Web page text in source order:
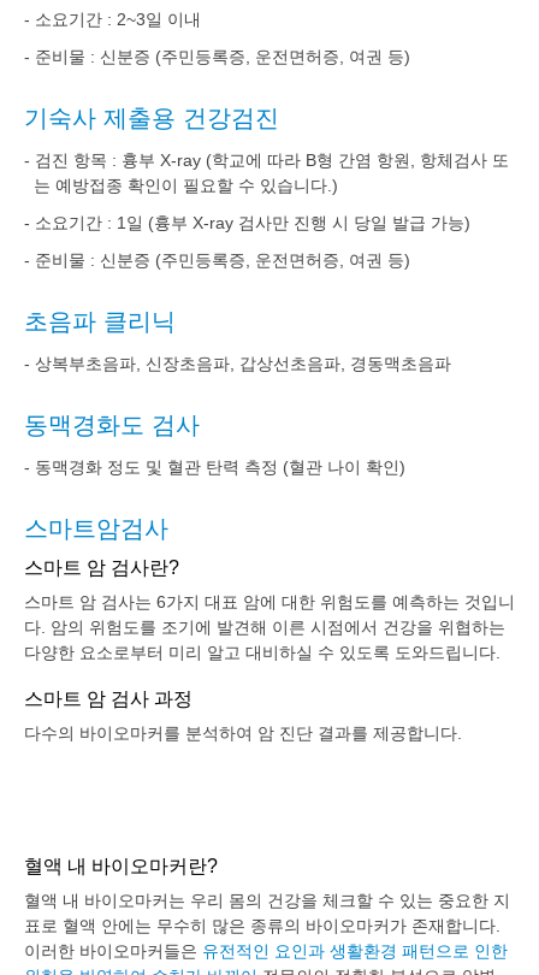
- 소요기간 : 2~3일 이내
- 준비물 : 신분증 (주민등록증, 운전면허증, 여권 등)
기숙사 제출용 건강검진
- 검진 항목 : 흉부 X-ray (학교에 따라 B형 간염 항원, 항체검사 또
는 예방접종 확인이 필요할 수 있습니다.)
- 소요기간 : 1일 (흉부 X-ray 검사만 진행 시 당일 발급 가능)
- 준비물 : 신분증 (주민등록증, 운전면허증, 여권 등)
초음파 클리닉
- 상복부초음파, 신장초음파, 갑상선초음파, 경동맥초음파
동맥경화도 검사
- 동맥경화 정도 및 혈관 탄력 측정 (혈관 나이 확인)
스마트암검사
스마트 암 검사란?
스마트 암 검사는 6가지 대표 암에 대한 위험도를 예측하는 것입니
다. 암의 위험도를 조기에 발견해 이른 시점에서 건강을 위협하는
다양한 요소로부터 미리 알고 대비하실 수 있도록 도와드립니다.
스마트 암 검사 과정
다수의 바이오마커를 분석하여 암 진단 결과를 제공합니다.
혈액 내 바이오마커란?
혈액 내 바이오마커는 우리 몸의 건강을 체크할 수 있는 중요한 지
표로 혈액 안에는 무수히 많은 종류의 바이오마커가 존재합니다.
이러한 바이오마커들은 유전적인 요인과 생활환경 패턴으로 인한